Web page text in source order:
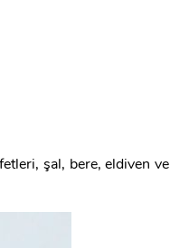
şal, bere, eldiven ve